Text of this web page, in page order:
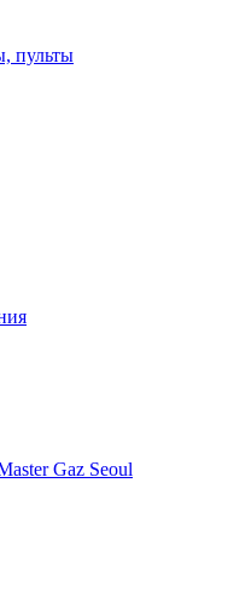
пульты
Gaz Seoul